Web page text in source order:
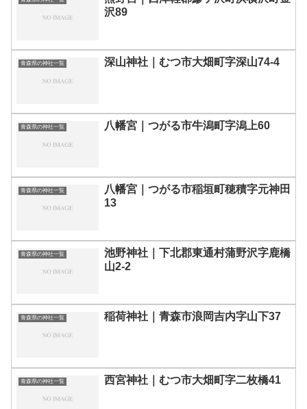
沢89
青森県の神社一覧 深山神社｜むつ市大畑町字深山74-4
青森県の神社一覧 八幡宮｜つがる市牛潟町字潟上60
青森県の神社一覧
八幡宮｜つがる市稲垣町穂積字元神田
13
青森県の神社一覧
池野神社｜下北郡東通村蒲野沢字鹿橋
山2-2
青森県の神社一覧 稲荷神社｜青森市浪岡吉内字山下37
青森県の神社一覧 西宮神社｜むつ市大畑町字二枚橋41